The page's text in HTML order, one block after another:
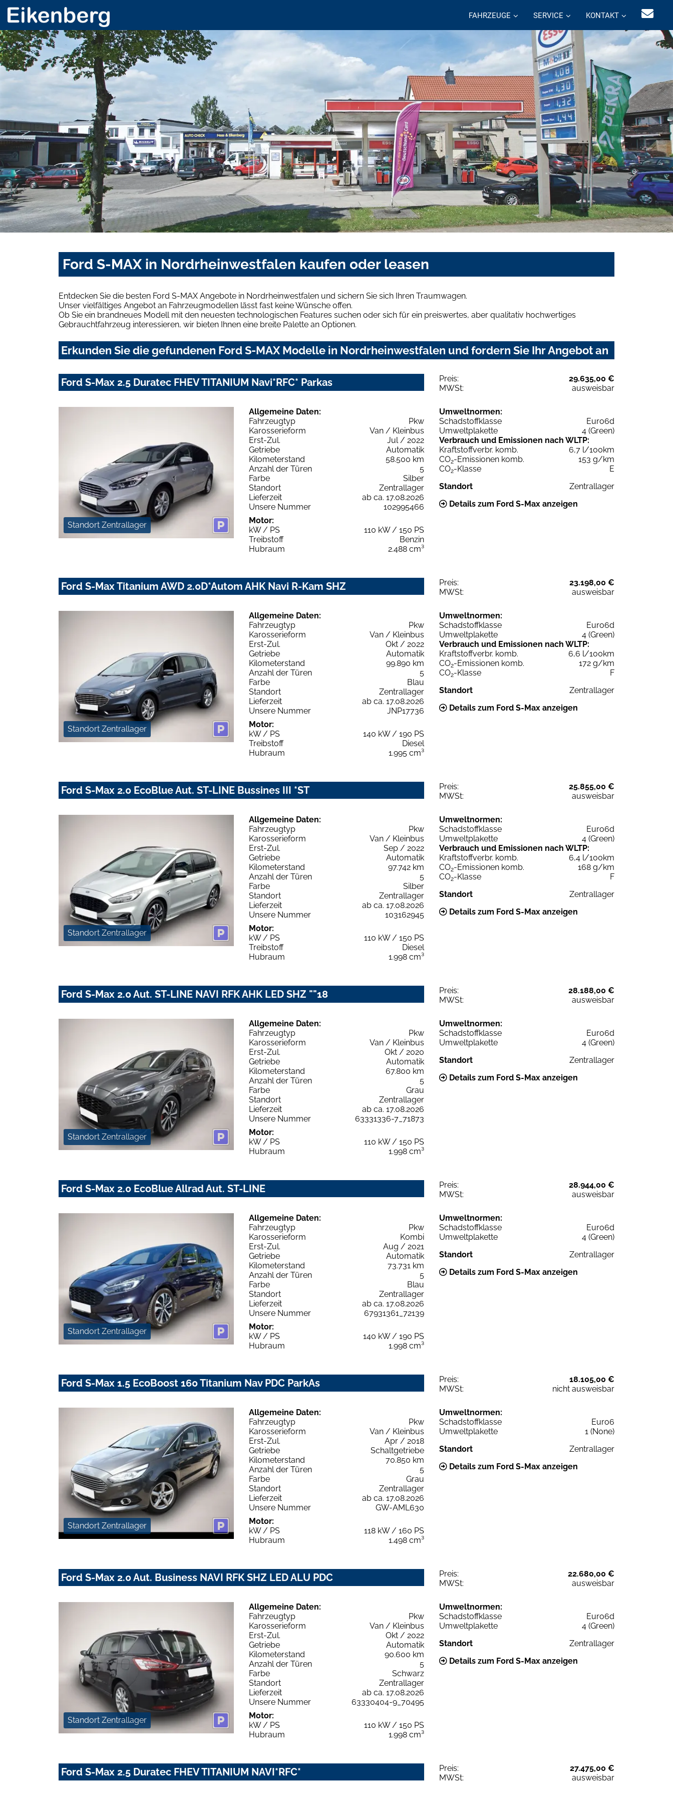
FAHRZEUGE SERVICE KONTAKT
Ford S-MAX in Nordrheinwestfalen kaufen oder leasen
Entdecken Sie die besten Ford S-MAX Angebote in Nordrheinwestfalen und sichern Sie sich Ihren Traumwagen.
Unser vielfältiges Angebot an Fahrzeugmodellen lässt fast keine Wünsche offen.
Ob Sie ein brandneues Modell mit den neuesten technologischen Features suchen oder sich für ein preiswertes, aber qualitativ hochwertiges
Gebrauchtfahrzeug interessieren, wir bieten Ihnen eine breite Palette an Optionen.
Erkunden Sie die gefundenen Ford S-MAX Modelle in Nordrheinwestfalen und fordern Sie Ihr Angebot an
Ford S-Max 2.5 Duratec FHEV TITANIUM Navi*RFC* Parkas Preis:
29.635,00 €
MWSt:
ausweisbar
Standort Zentrallager
Allgemeine Daten:
Fahrzeugtyp
Pkw
Karosserieform
Van / Kleinbus
Erst-Zul.
Jul / 2022
Getriebe
Automatik
Kilometerstand
58.500 km
Anzahl der Türen
5
Farbe
Silber
Standort
Zentrallager
Lieferzeit
ab ca. 17.08.2026
Unsere Nummer
102995466
Motor:
kW / PS
110 kW / 150 PS
Treibstoff
Benzin
Hubraum
2.488 cm³
Umweltnormen:
Schadstoffklasse
Euro6d
Umweltplakette
4 (Green)
Verbrauch und Emissionen nach WLTP:
Kraftstoffverbr. komb.
6,7 l/100km
CO2-Emissionen komb.
153 g/km
CO2-Klasse
E
Standort
Zentrallager
Details zum Ford S-Max anzeigen
Ford S-Max Titanium AWD 2.0D*Autom AHK Navi R-Kam SHZ Preis:
23.198,00 €
MWSt:
ausweisbar
Standort Zentrallager
Allgemeine Daten:
Fahrzeugtyp
Pkw
Karosserieform
Van / Kleinbus
Erst-Zul.
Okt / 2022
Getriebe
Automatik
Kilometerstand
99.890 km
Anzahl der Türen
5
Farbe
Blau
Standort
Zentrallager
Lieferzeit
ab ca. 17.08.2026
Unsere Nummer
JNP17736
Motor:
kW / PS
140 kW / 190 PS
Treibstoff
Diesel
Hubraum
1.995 cm³
Umweltnormen:
Schadstoffklasse
Euro6d
Umweltplakette
4 (Green)
Verbrauch und Emissionen nach WLTP:
Kraftstoffverbr. komb.
6,6 l/100km
CO2-Emissionen komb.
172 g/km
CO2-Klasse
F
Standort
Zentrallager
Details zum Ford S-Max anzeigen
Ford S-Max 2.0 EcoBlue Aut. ST-LINE Bussines III *ST Preis:
25.855,00 €
MWSt:
ausweisbar
Standort Zentrallager
Allgemeine Daten:
Fahrzeugtyp
Pkw
Karosserieform
Van / Kleinbus
Erst-Zul.
Sep / 2022
Getriebe
Automatik
Kilometerstand
97.742 km
Anzahl der Türen
5
Farbe
Silber
Standort
Zentrallager
Lieferzeit
ab ca. 17.08.2026
Unsere Nummer
103162945
Motor:
kW / PS
110 kW / 150 PS
Treibstoff
Diesel
Hubraum
1.998 cm³
Umweltnormen:
Schadstoffklasse
Euro6d
Umweltplakette
4 (Green)
Verbrauch und Emissionen nach WLTP:
Kraftstoffverbr. komb.
6,4 l/100km
CO2-Emissionen komb.
168 g/km
CO2-Klasse
F
Standort
Zentrallager
Details zum Ford S-Max anzeigen
Ford S-Max 2.0 Aut. ST-LINE NAVI RFK AHK LED SHZ ""18 Preis:
28.188,00 €
MWSt:
ausweisbar
Standort Zentrallager
Allgemeine Daten:
Fahrzeugtyp
Pkw
Karosserieform
Van / Kleinbus
Erst-Zul.
Okt / 2020
Getriebe
Automatik
Kilometerstand
67.800 km
Anzahl der Türen
5
Farbe
Grau
Standort
Zentrallager
Lieferzeit
ab ca. 17.08.2026
Unsere Nummer
63331336-7_71873
Motor:
kW / PS
110 kW / 150 PS
Hubraum
1.998 cm³
Umweltnormen:
Schadstoffklasse
Euro6d
Umweltplakette
4 (Green)
Standort
Zentrallager
Details zum Ford S-Max anzeigen
Ford S-Max 2.0 EcoBlue Allrad Aut. ST-LINE Preis:
28.944,00 €
MWSt:
ausweisbar
Standort Zentrallager
Allgemeine Daten:
Fahrzeugtyp
Pkw
Karosserieform
Kombi
Erst-Zul.
Aug / 2021
Getriebe
Automatik
Kilometerstand
73.731 km
Anzahl der Türen
5
Farbe
Blau
Standort
Zentrallager
Lieferzeit
ab ca. 17.08.2026
Unsere Nummer
67931361_72139
Motor:
kW / PS
140 kW / 190 PS
Hubraum
1.998 cm³
Umweltnormen:
Schadstoffklasse
Euro6d
Umweltplakette
4 (Green)
Standort
Zentrallager
Details zum Ford S-Max anzeigen
Ford S-Max 1.5 EcoBoost 160 Titanium Nav PDC ParkAs Preis:
18.105,00 €
MWSt:
nicht ausweisbar
Standort Zentrallager
Allgemeine Daten:
Fahrzeugtyp
Pkw
Karosserieform
Van / Kleinbus
Erst-Zul.
Apr / 2018
Getriebe
Schaltgetriebe
Kilometerstand
70.850 km
Anzahl der Türen
5
Farbe
Grau
Standort
Zentrallager
Lieferzeit
ab ca. 17.08.2026
Unsere Nummer
GW-AML630
Motor:
kW / PS
118 kW / 160 PS
Hubraum
1.498 cm³
Umweltnormen:
Schadstoffklasse
Euro6
Umweltplakette
1 (None)
Standort
Zentrallager
Details zum Ford S-Max anzeigen
Ford S-Max 2.0 Aut. Business NAVI RFK SHZ LED ALU PDC Preis:
22.680,00 €
MWSt:
ausweisbar
Standort Zentrallager
Allgemeine Daten:
Fahrzeugtyp
Pkw
Karosserieform
Van / Kleinbus
Erst-Zul.
Okt / 2022
Getriebe
Automatik
Kilometerstand
90.600 km
Anzahl der Türen
5
Farbe
Schwarz
Standort
Zentrallager
Lieferzeit
ab ca. 17.08.2026
Unsere Nummer
63330404-9_70495
Motor:
kW / PS
110 kW / 150 PS
Hubraum
1.998 cm³
Umweltnormen:
Schadstoffklasse
Euro6d
Umweltplakette
4 (Green)
Standort
Zentrallager
Details zum Ford S-Max anzeigen
Ford S-Max 2.5 Duratec FHEV TITANIUM NAVI*RFC* Preis:
27.475,00 €
MWSt:
ausweisbar